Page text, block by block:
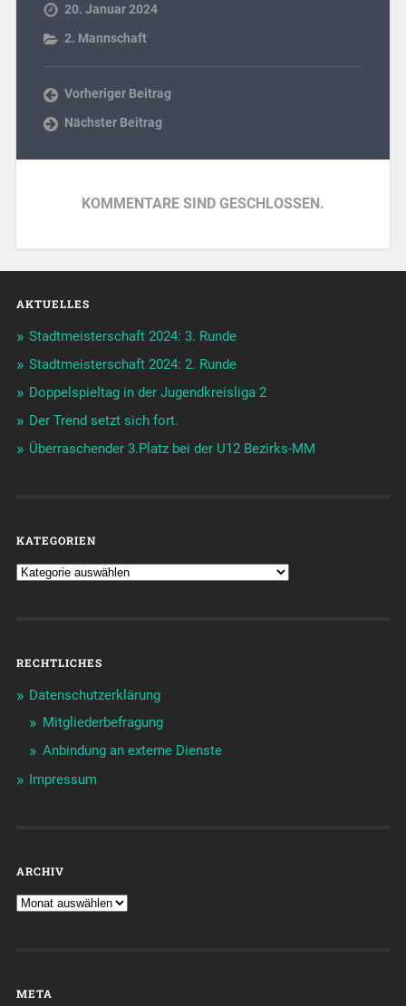
20. Januar 2024
2. Mannschaft
Vorheriger Beitrag
Nächster Beitrag
KOMMENTARE SIND GESCHLOSSEN.
AKTUELLES
Stadtmeisterschaft 2024: 3. Runde
Stadtmeisterschaft 2024: 2. Runde
Doppelspieltag in der Jugendkreisliga 2
Der Trend setzt sich fort.
Überraschender 3.Platz bei der U12 Bezirks-MM
KATEGORIEN
RECHTLICHES
Datenschutzerklärung
Mitgliederbefragung
Anbindung an externe Dienste
Impressum
ARCHIV
META